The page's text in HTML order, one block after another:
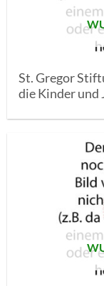
St. Gregor
die Kinder und